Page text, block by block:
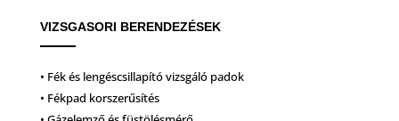
VIZSGASORI BERENDEZÉSEK
• Fék és lengéscsillapító vizsgáló padok
• Fékpad korszerűsítés